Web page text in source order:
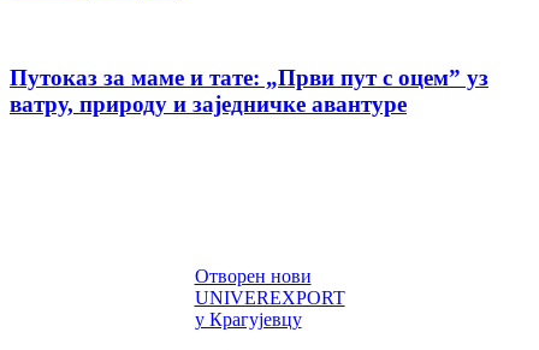
Путоказ за маме и тате: „Први пут с оцемˮ уз
ватру, природу и заједничке авантуре
Отворен нови
UNIVEREXPORT
у Крагујевцу